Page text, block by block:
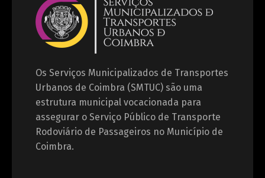
Os Serviços Municipalizados de Transportes
Urbanos de Coimbra (SMTUC) são uma
estrutura municipal vocacionada para
assegurar o Serviço Público de Transporte
Rodoviário de Passageiros no Município de
Coimbra.